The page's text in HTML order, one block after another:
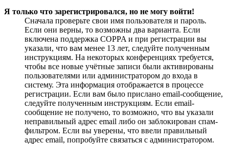
Я только что зарегистрировался, но не могу войти!
Сначала проверьте свои имя пользователя и пароль.
Если они верны, то возможны два варианта. Если
включена поддержка COPPA и при регистрации вы
указали, что вам менее 13 лет, следуйте полученным
инструкциям. На некоторых конференциях требуется,
чтобы все новые учётные записи были активированы
пользователями или администратором до входа в
систему. Эта информация отображается в процессе
регистрации. Если вам было прислано email-сообщение,
следуйте полученным инструкциям. Если email-
сообщение не получено, то возможно, что вы указали
неправильный адрес email либо он заблокирован спам-
фильтром. Если вы уверены, что ввели правильный
адрес email, попробуйте связаться с администратором.